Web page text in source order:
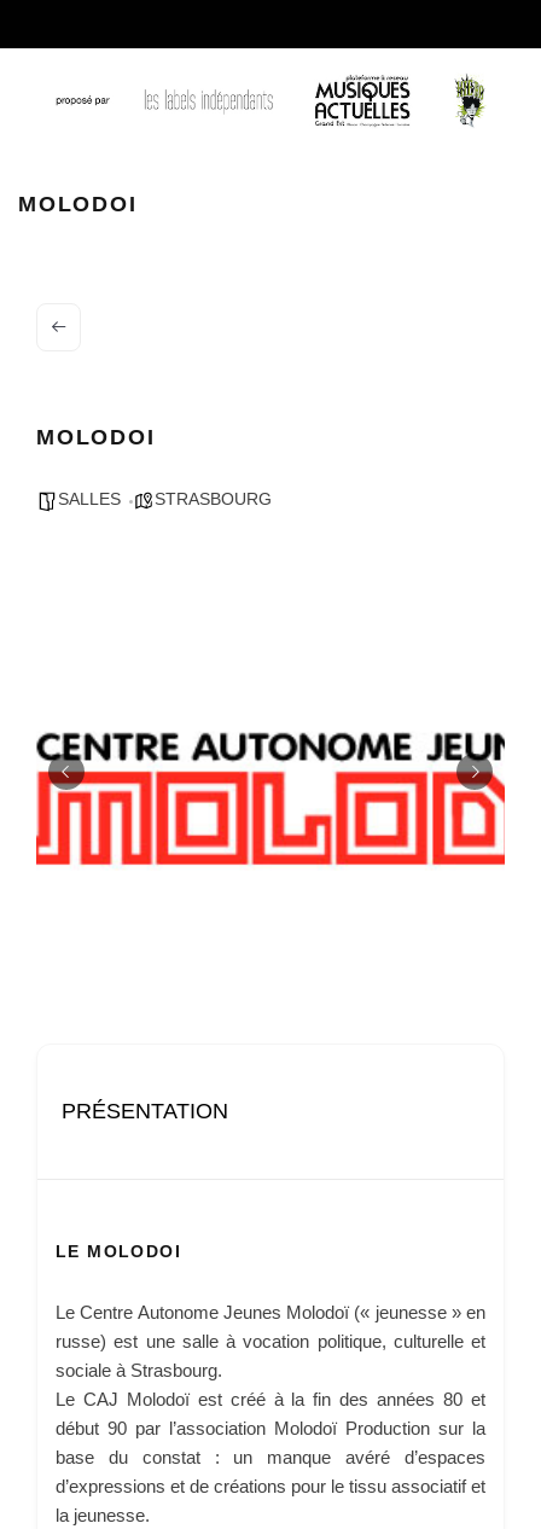
MOLODOI
MOLODOI
SALLES STRASBOURG
PRÉSENTATION
LE MOLODOI
Le Centre Autonome Jeunes Molodoï (« jeunesse » en
russe) est une salle à vocation politique, culturelle et
sociale à Strasbourg.
Le CAJ Molodoï est créé à la fin des années 80 et
début 90 par l’association Molodoï Production sur la
base du constat : un manque avéré d’espaces
d’expressions et de créations pour le tissu associatif et
la jeunesse.